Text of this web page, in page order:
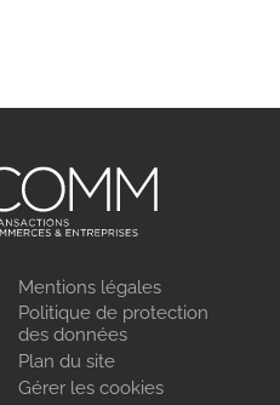
Mentions légales
Politique de protection
des données
Plan du site
Gérer les cookies